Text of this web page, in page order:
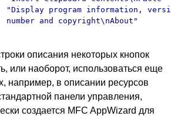
"Display program information,
number and copyright\nAbout"
описания некоторых кнопок
или наоборот, использоваться еще
например, в описании ресурсов
панели управления,
создается MFC AppWizard для